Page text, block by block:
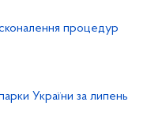
процедур
України за липень